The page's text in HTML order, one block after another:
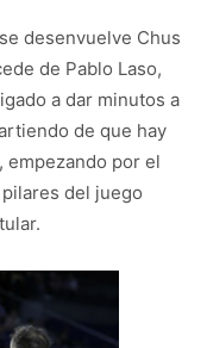
desenvuelve Chus
de Pablo Laso,
a dar minutos a
de que hay
empezando por el
del juego